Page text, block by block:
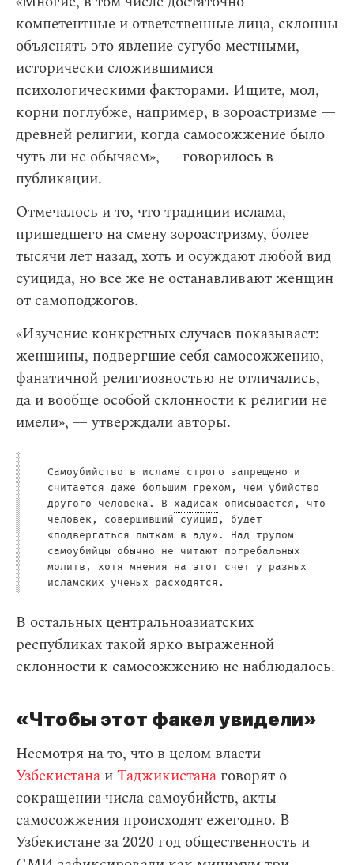
компетентные и ответственные лица, склонны
объяснять это явление сугубо местными,
исторически сложившимися
психологическими факторами. Ищите, мол,
корни поглубже, например, в зороастризме —
древней религии, когда самосожжение было
чуть ли не обычаем», — говорилось в
публикации.
Отмечалось и то, что традиции ислама,
пришедшего на смену зороастризму, более
тысячи лет назад, хоть и осуждают любой вид
суицида, но все же не останавливают женщин
от самоподжогов.
«Изучение конкретных случаев показывает:
женщины, подвергшие себя самосожжению,
фанатичной религиозностью не отличались,
да и вообще особой склонности к религии не
имели», — утверждали авторы.
Самоубийство в исламе строго запрещено и
считается даже большим грехом, чем убийство
другого человека. В хадисах описывается, что
человек, совершивший суицид, будет
«подвергаться пыткам в аду». Над трупом
самоубийцы обычно не читают погребальных
молитв, хотя мнения на этот счет у разных
исламских ученых расходятся.
В остальных центральноазиатских
республиках такой ярко выраженной
склонности к самосожжению не наблюдалось.
«Чтобы этот факел увидели»
Несмотря на то, что в целом власти
Узбекистана иТаджикистана говорят о
сокращении числа самоубийств, акты
самосожжения происходят ежегодно. В
Узбекистане за 2020 год общественность и